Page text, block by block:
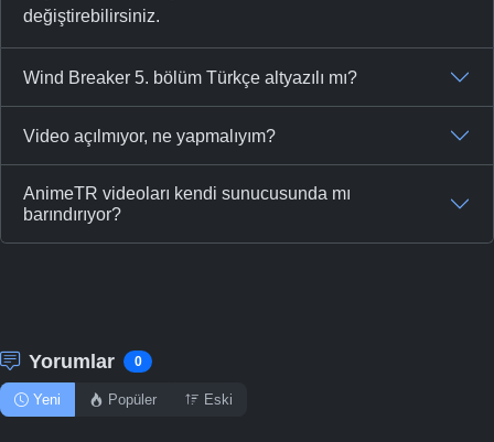
değiştirebilirsiniz.
Wind Breaker 5. bölüm Türkçe altyazılı mı?
Video açılmıyor, ne yapmalıyım?
AnimeTR videoları kendi sunucusunda mı
barındırıyor?
Yorumlar 0
Yeni Popüler Eski